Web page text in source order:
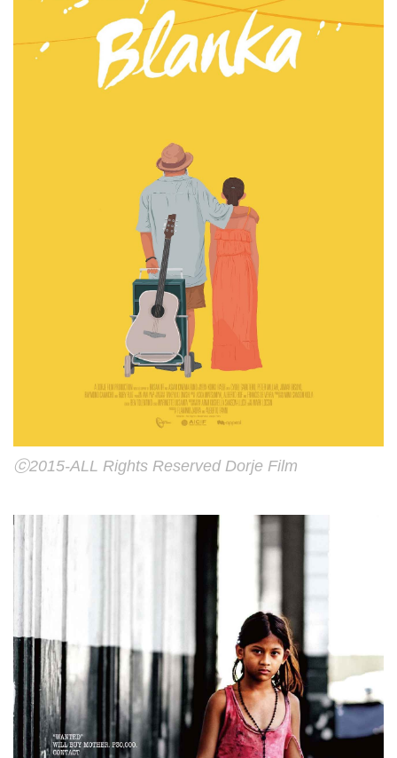
ⓒ2015-ALL Rights Reserved Dorje Film